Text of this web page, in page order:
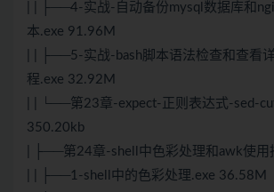
| | ├──4-实战-自动备份mysql数据库和
本.exe 91.96M
| | ├──5-实战-bash脚本语法检查和查看
程.exe 32.92M
| | └──第23章-expect-正则表达式-sed-
350.20kb
| ├──第24章-shell中色彩处理和awk使用
| | ├──1-shell中的色彩处理.exe 36.58M